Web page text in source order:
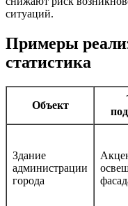
ситуаций.
Примеры
статистика
Объект
Здание
администрации
города